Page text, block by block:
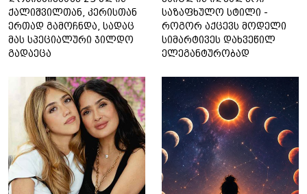
ქალიშვილთან, კერისთან
ერთად გამოჩნდა, სადაც
მას სპეციალური ჯილდო
გადაეცა
საზაფხულო სტილი -
როგორ აქცევს მოდელი
სიმარტივეს დახვეწილ
ელეგანტურობად